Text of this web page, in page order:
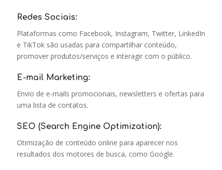
Redes Sociais:
Plataformas como Facebook, Instagram, Twitter, LinkedIn
e TikTok são usadas para compartilhar conteúdo,
promover produtos/serviços e interagir com o público.
E-mail Marketing:
Envio de e-mails promocionais, newsletters e ofertas para
uma lista de contatos.
SEO (Search Engine Optimization):
Otimização de conteúdo online para aparecer nos
resultados dos motores de busca, como Google.